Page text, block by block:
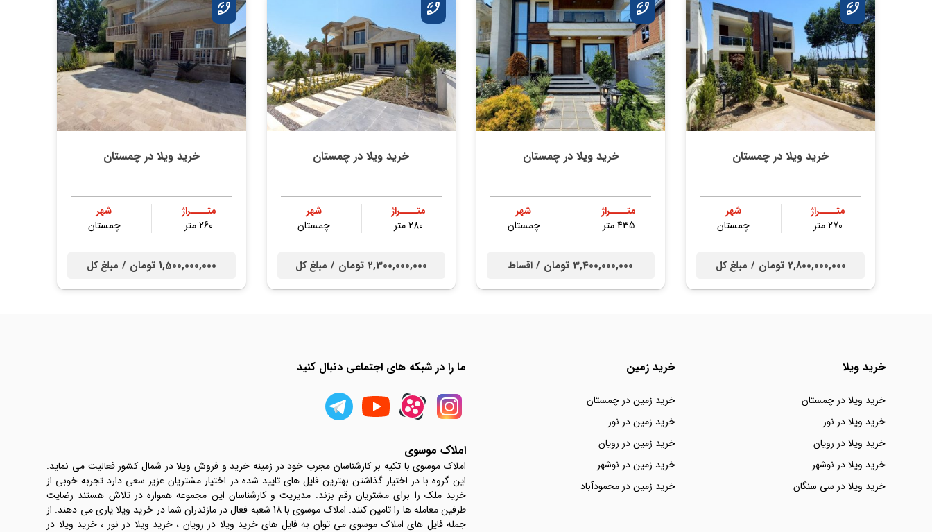
خرید ویلا در چمستان
متــــراژ
270 متر
شهر
چمستان
2,800,000,000 تومان / مبلغ کل
خرید ویلا در چمستان
متــــراژ
435 متر
شهر
چمستان
3,400,000,000 تومان / اقساط
خرید ویلا در چمستان
متــــراژ
280 متر
شهر
چمستان
2,300,000,000 تومان / مبلغ کل
خرید ویلا در چمستان
متــــراژ
260 متر
شهر
چمستان
1,500,000,000 تومان / مبلغ کل
خرید ویلا
خرید ویلا در چمستان
خرید ویلا در نور
خرید ویلا در رویان
خرید ویلا در نوشهر
خرید ویلا در سی سنگان
خرید زمین
خرید زمین در چمستان
خرید زمین در نور
خرید زمین در رویان
خرید زمین در نوشهر
خرید زمین در محمودآباد
ما را در شبکه های اجتماعی دنبال کنید
املاک موسوی
املاک موسوی با تکیه بر کارشناسان مجرب خود در زمینه خرید و فروش ویلا در شمال کشور فعالیت می نماید.
این گروه با در اختیار گذاشتن بهترین فایل های تایید شده در اختیار مشتریان عزیز سعی دارد تجربه خوبی از
خرید ملک را برای مشتریان رقم بزند. مدیریت و کارشناسان این مجموعه همواره در تلاش هستند رضایت
طرفین معامله ها را تامین کنند. املاک موسوی با 18 شعبه فعال در مازندران شما در خرید ویلا یاری می دهند. از
جمله فایل های املاک موسوی می توان به فایل های خرید ویلا در رویان ، خرید ویلا در نور ، خرید ویلا در